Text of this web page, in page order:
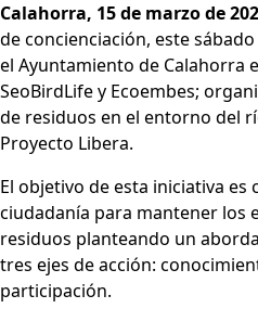
Calahorra, 15 de marzo de
de concienciación, este
el Ayuntamiento de Calahorra
SeoBirdLife y Ecoembes;
de residuos en el entorno del
Proyecto Libera.
El objetivo de esta iniciativa es
ciudadanía para mantener los
residuos planteando un
tres ejes de acción:
participación.